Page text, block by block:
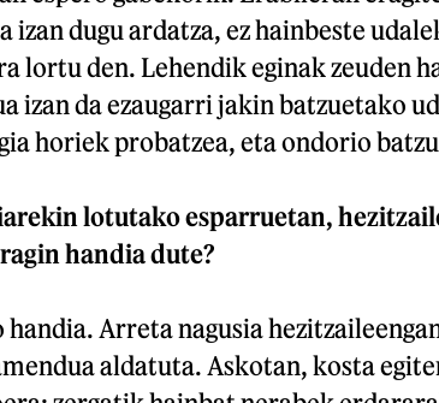
izan dugu ardatza, ez hainbeste
lortu den. Lehendik eginak zeuden
izan da ezaugarri jakin batzuetako
horiek probatzea, eta ondorio
lotutako esparruetan,
handia dute?
handia. Arreta nagusia
aldatuta. Askotan, kosta